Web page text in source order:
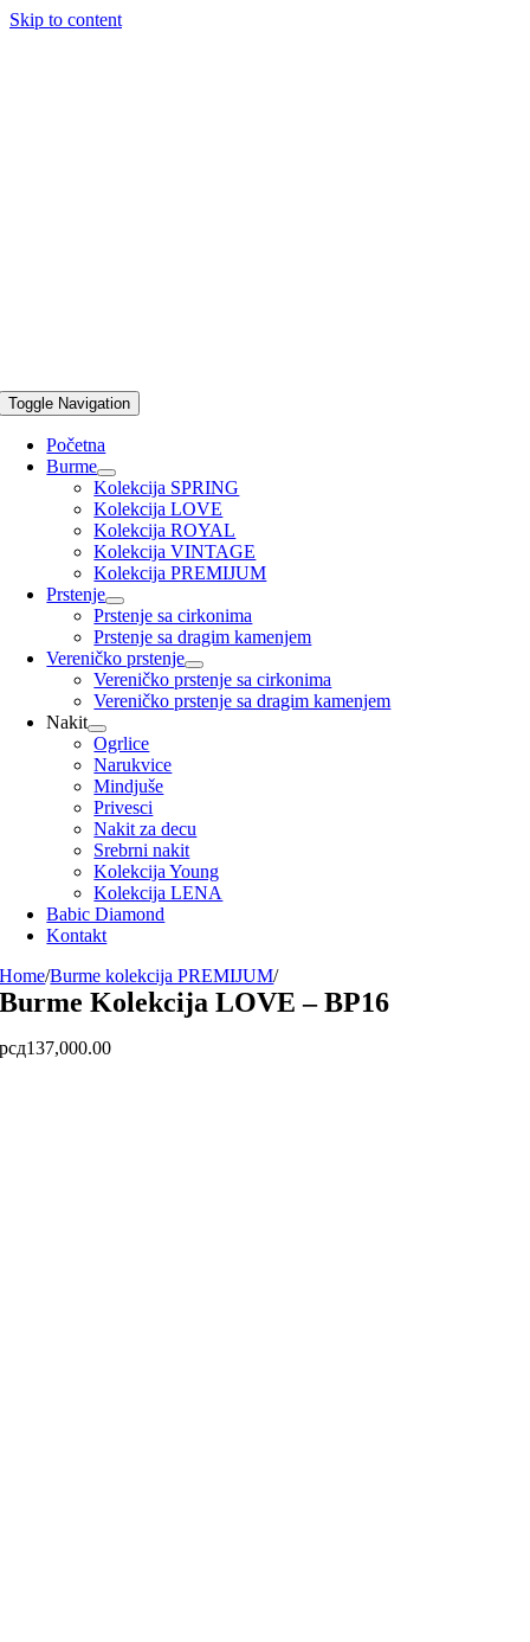
Skip to content
Toggle Navigation
Početna
Burme
Kolekcija SPRING
Kolekcija LOVE
Kolekcija ROYAL
Kolekcija VINTAGE
Kolekcija PREMIJUM
Prstenje
Prstenje sa cirkonima
Prstenje sa dragim kamenjem
Vereničko prstenje
Vereničko prstenje sa cirkonima
Vereničko prstenje sa dragim kamenjem
Nakit
Ogrlice
Narukvice
Mindjuše
Privesci
Nakit za decu
Srebrni nakit
Kolekcija Young
Kolekcija LENA
Babic Diamond
Kontakt
Home/Burme kolekcija PREMIJUM/
Burme Kolekcija LOVE – BP16
рсд137,000.00